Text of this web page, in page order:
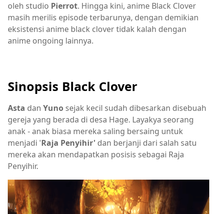
oleh studio Pierrot. Hingga kini, anime Black Clover
masih merilis episode terbarunya, dengan demikian
eksistensi anime black clover tidak kalah dengan
anime ongoing lainnya.
Sinopsis Black Clover
Asta dan Yuno sejak kecil sudah dibesarkan disebuah
gereja yang berada di desa Hage. Layakya seorang
anak - anak biasa mereka saling bersaing untuk
menjadi 'Raja Penyihir' dan berjanji dari salah satu
mereka akan mendapatkan posisis sebagai Raja
Penyihir.